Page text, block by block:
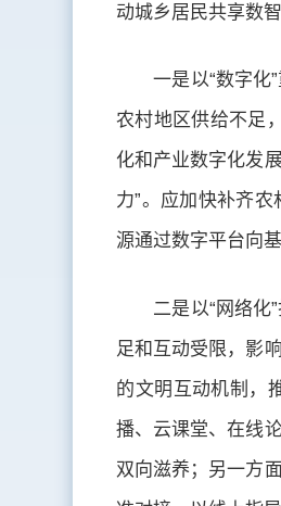
动城乡居民共享数
一是以“数字化
农村地区供给不足
化和产业数字化发
力”。应加快补齐
源通过数字平台向
二是以“网络化
足和互动受限，影
的文明互动机制，
播、云课堂、在线
双向滋养；另一方